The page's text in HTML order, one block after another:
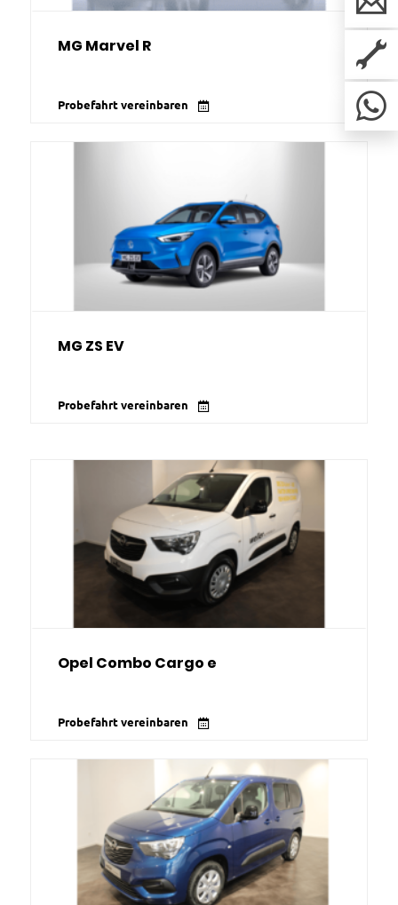
MG Marvel R
Probefahrt vereinbaren
MG ZS EV
Probefahrt vereinbaren
Opel Combo Cargo e
Probefahrt vereinbaren